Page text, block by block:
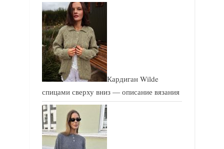
и
:
Кардиган Wilde
спицами сверху вниз — описание вязания